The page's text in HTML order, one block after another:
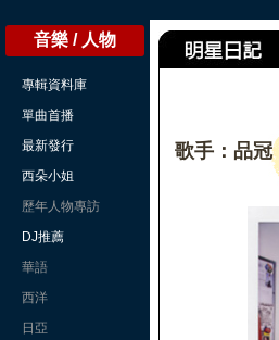
音樂 / 人物
專輯資料庫
單曲首播
最新發行
西朵小姐
歷年人物專訪
DJ推薦
華語
西洋
日亞
歌手：品冠